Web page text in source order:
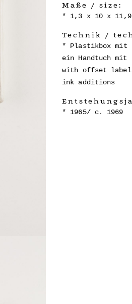
Maße / size:
1,3 x 10 x 11,9
Technik /
Plastikbox mit
ein Handtuch mit
with offset label,
ink additions
1965/ c. 1969